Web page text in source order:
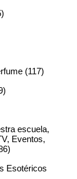
(117)
escuela,
Eventos,
Esotéricos